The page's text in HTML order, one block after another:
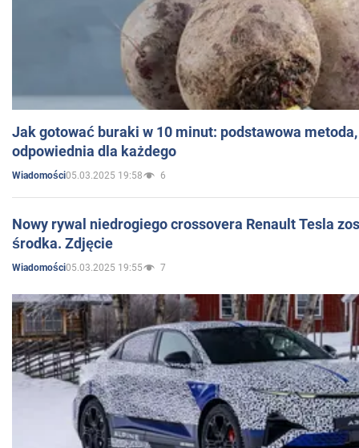
Jak gotować buraki w 10 minut: podstawowa
odpowiednia dla każdego
Wiadomości05.03.2025 19:58 6
Nowy rywal niedrogiego crossovera Renault Tesla
środka. Zdjęcie
Wiadomości05.03.2025 19:55 7